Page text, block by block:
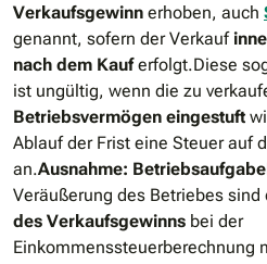
Verkaufsgewinn erhoben, auch
genannt, sofern der Verkauf
nach dem Kauferfolgt.Diese
ist ungültig, wenn die zu
Betriebsvermögen eingestuft
Ablauf der Frist eine Steuer auf
an.Ausnahme: Betriebsaufgabe
Veräußerung des Betriebes sind
des Verkaufsgewinns bei der
Einkommenssteuerberechnung